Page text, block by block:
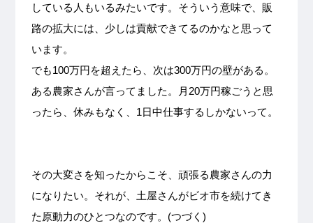
している人もいるみたいです。そういう意味で、販
路の拡大には、少しは貢献できてるのかなと思って
います。
でも100万円を超えたら、次は300万円の壁がある。
ある農家さんが言ってました。月20万円稼ごうと思
ったら、休みもなく、1日中仕事するしかないって。
その大変さを知ったからこそ、頑張る農家さんの力
になりたい。それが、土屋さんがビオ市を続けてき
た原動力のひとつなのです。(つづく)